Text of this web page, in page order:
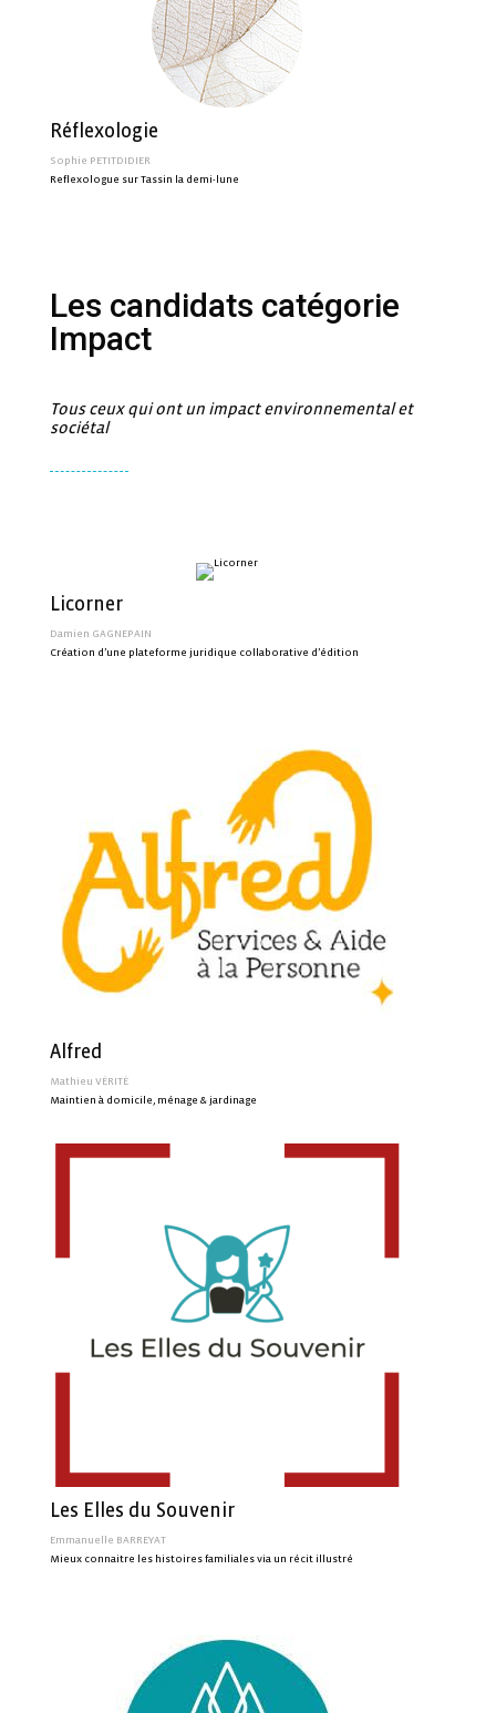
Réflexologie
Sophie PETITDIDIER
Reflexologue sur Tassin la demi-lune
Les candidats catégorie
Impact
Tous ceux qui ont un impact environnemental et
sociétal
Licorner
Damien GAGNEPAIN
Création d’une plateforme juridique collaborative d’édition
Alfred
Mathieu VÉRITÉ
Maintien à domicile, ménage & jardinage
Les Elles du Souvenir
Emmanuelle BARREYAT
Mieux connaitre les histoires familiales via un récit illustré